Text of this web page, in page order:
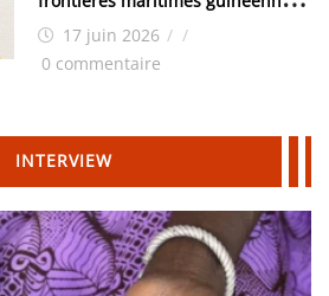
Idrissa Chérif écrit au ministre
des Hydrocarbures
17 juin 2026 / /
0 commentaire
INTERVIEW